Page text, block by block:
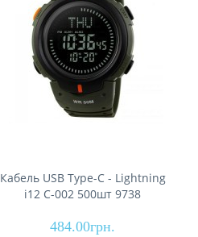
Кабель USB Type-C - Lightning
i12 C-002 500шт 9738
484.00грн.